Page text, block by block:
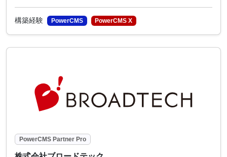
構築経験 PowerCMS PowerCMS X
PowerCMS Partner Pro